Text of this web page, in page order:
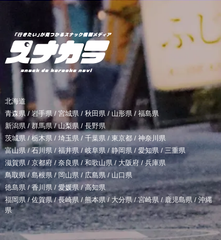
北海道
青森県 / 岩手県/ 宮城県 / 秋田県 / 山形県/ 福島県
新潟県 /群馬県/山梨県 / 長野県
茨城県 / 栃木県 / 埼玉県 / 千葉県 / 東京都 / 神奈川県
富山県 /石川県/福井県/岐阜県 / 静岡県 / 愛知県 / 三重県
滋賀県 / 京都府 / 奈良県 / 和歌山県/ 大阪府 /兵庫県
鳥取県/ 島根県 /岡山県/ 広島県 / 山口県
徳島県 /香川県 / 愛媛県/高知県
福岡県/佐賀県/長崎県 /熊本県/ 大分県/宮崎県 /鹿児島県 / 沖縄
県